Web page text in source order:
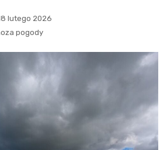
lutego 2026
pogody